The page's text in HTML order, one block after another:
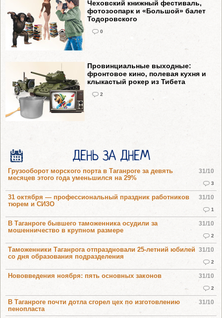
Чеховский книжный фестиваль,
фотозоопарк и «Большой» балет
Тодоровского
0
Провинциальные выходные:
фронтовое кино, полевая кухня и
клыкастый рокер из Тибета
2
ДЕНЬ ЗА ДНЕМ
31/10
3
Грузооборот морского порта в Таганроге за девять
месяцев этого года уменьшился на 29%
31/10
1
31 октября — профессиональный праздник работников
тюрем и СИЗО
31/10
2
В Таганроге бывшего таможенника осудили за
мошенничество в крупном размере
31/10
2
Таможенники Таганрога отпраздновали 25-летний юбилей
со дня образования подразделения
31/10
2
Нововведения ноября: пять основных законов
31/10
В Таганроге почти дотла сгорел цех по изготовлению
пенопласта